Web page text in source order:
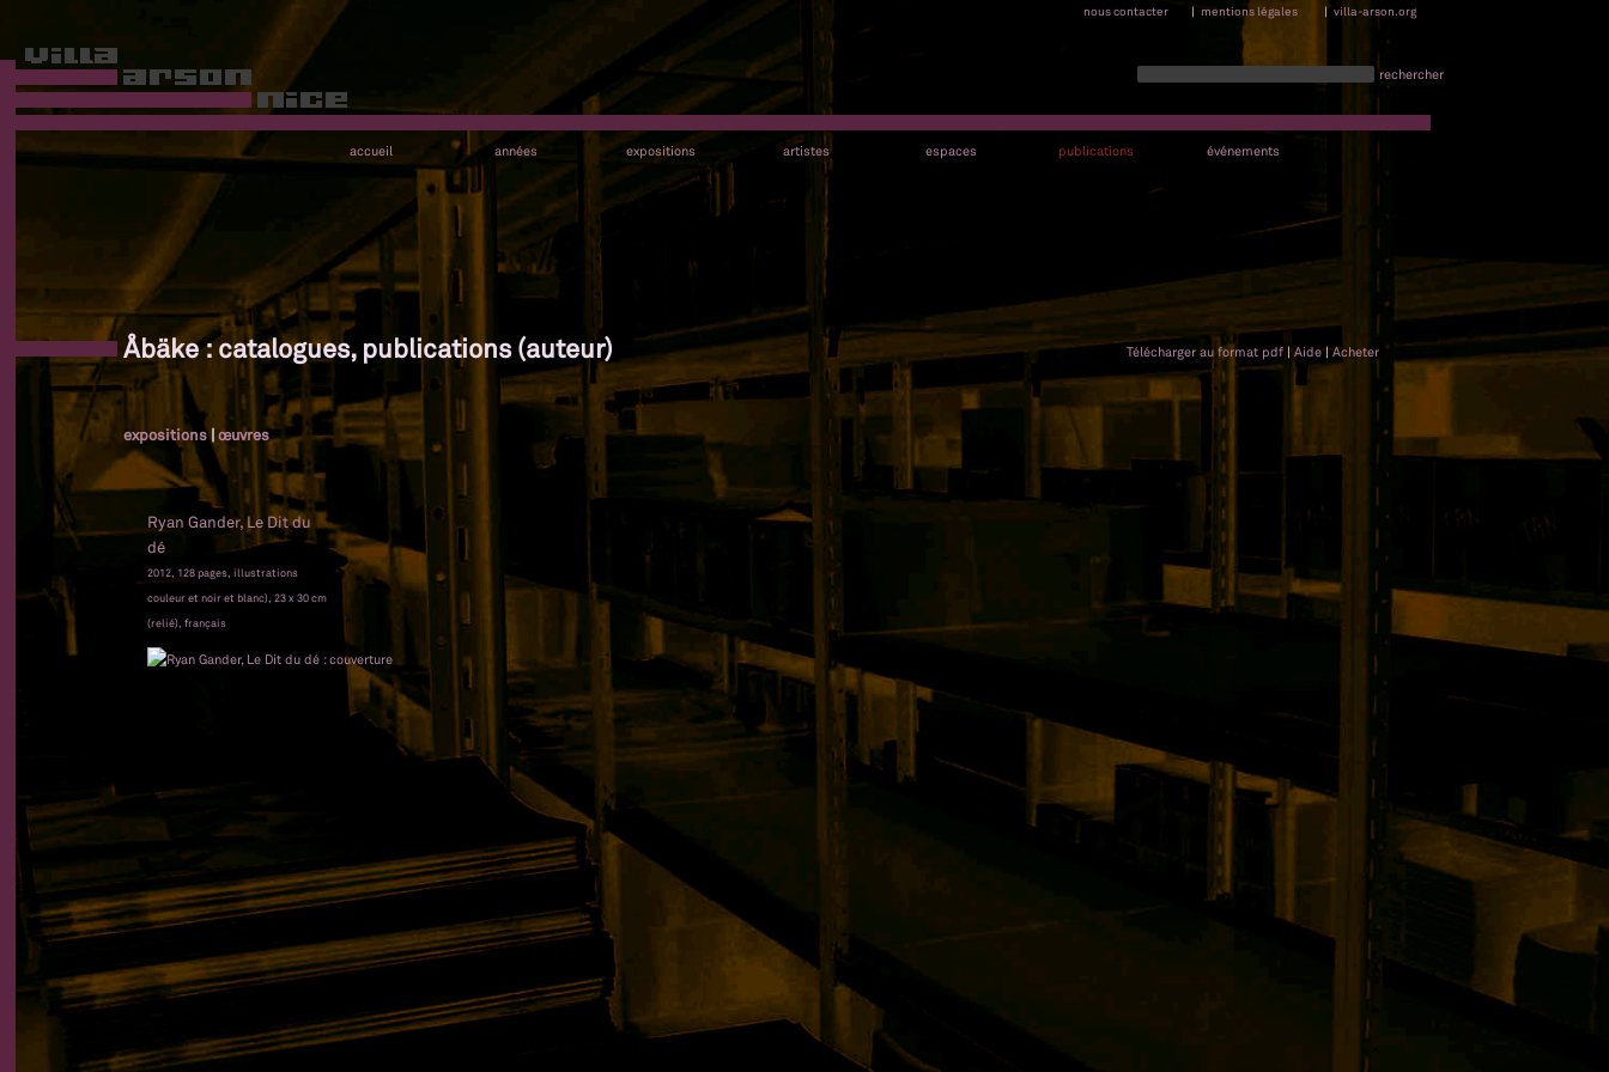
nous contacter | mentions légales | villa-arson.org
rechercher
accueil années expositions artistes espaces publications événements
Åbäke : catalogues, publications (auteur) Télécharger au format pdf |Aide|Acheter
expositions|œuvres
Ryan Gander, Le Dit du
dé
2012, 128 pages, illustrations
couleur et noir et blanc), 23 x 30 cm
(relié), français